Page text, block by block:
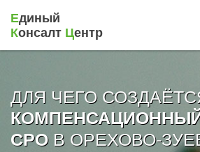
Единый
Консалт Центр
ДЛЯ ЧЕГО
СРОВ ОРЕХОВО-